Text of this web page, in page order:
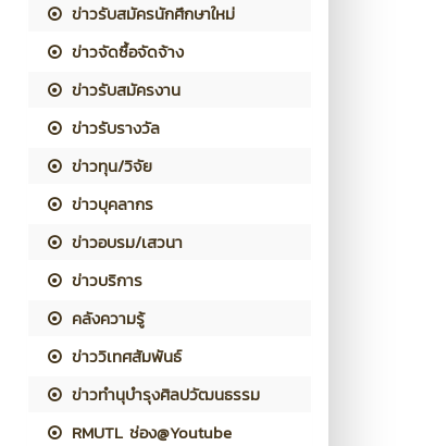
ข่าวรับสมัครนักศึกษาใหม่
ข่าวจัดซื้อจัดจ้าง
ข่าวรับสมัครงาน
ข่าวรับรางวัล
ข่าวทุน/วิจัย
ข่าวบุคลากร
ข่าวอบรม/เสวนา
ข่าวบริการ
คลังความรู้
ข่าววิเทศสัมพันธ์
ข่าวทำนุบำรุงศิลปวัฒนธรรม
RMUTL ช่อง@Youtube